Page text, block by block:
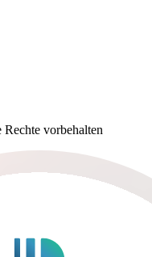
vorbehalten